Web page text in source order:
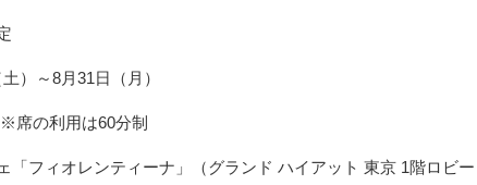
）～8月31日（月）
席の利用は60分制
「フィオレンティーナ」（グランド ハイアット 東京 1階ロビー